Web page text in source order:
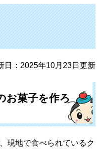
日：2025年10月23日更新
菓子を作ろ
現地で食べられているク